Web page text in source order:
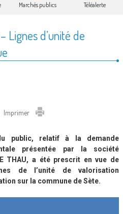
Marchés publics Téléalerte
Lignes d’unité de
Imprimer
public, relatif à la demande
présentée par la société
THAU, a été prescrit en vue de
de l’unité de valorisation
sur la commune de Sète.